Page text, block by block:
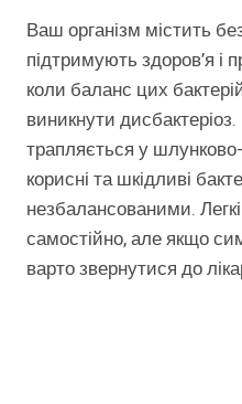
Ваш організм містить
підтримують здоров’я і
коли баланс цих
виникнути
трапляється у
корисні та шкідливі
незбалансованими.
самостійно, але якщо
варто звернутися до